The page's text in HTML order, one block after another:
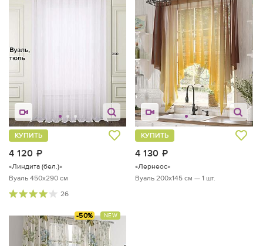
4 120
КУПИТЬ
«Линдита (бел.)»
Вуаль 450х290 см
26
4 130
КУПИТЬ
«Лернеос»
Вуаль 200х145 см — 1 шт.
-50% NEW